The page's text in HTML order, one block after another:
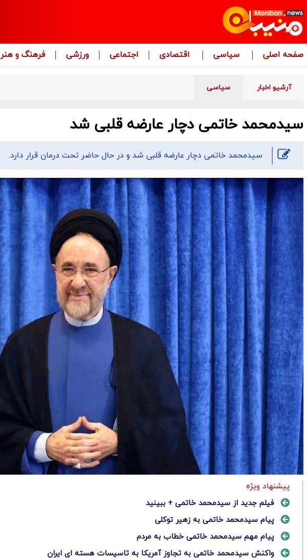
صفحه اصلی سیاسی اقتصادی اجتماعی ورزشی فرهنگ و هنر
آرشیو اخبار سیاسی
سیدمحمد خاتمی دچار عارضه قلبی شد
سیدمحمد خاتمی دچار عارضه قلبی شد و‌ در حال حاضر تحت درمان قرار دارد.
پیشنهاد ویژه
فیلم جدید از سیدمحمد خاتمی + ببینید
پیام سیدمحمد خاتمی به زهیر توکلی
پیام مهم سیدمحمد خاتمی خطاب به مردم
واکنش سیدمحمد خاتمی به تجاوز آمریکا به تاسیسات هسته ای ایران